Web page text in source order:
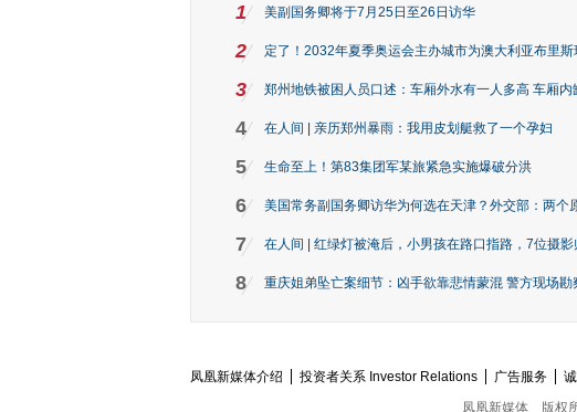
1 美副国务卿将于7月25日至26日访华
2 定了！2032年夏季奥运会主办城市为澳大利亚布里斯
3 郑州地铁被困人员口述：车厢外水有一人多高 车厢内
4 在人间 | 亲历郑州暴雨：我用皮划艇救了一个孕妇
5 生命至上！第83集团军某旅紧急实施爆破分洪
6 美国常务副国务卿访华为何选在天津？外交部：两个
7 在人间 | 红绿灯被淹后，小男孩在路口指路，7位摄影
8 重庆姐弟坠亡案细节：凶手欲靠悲情蒙混 警方现场勘
凤凰新媒体介绍 投资者关系 Investor Relations 广告服务
凤凰新媒体
版权